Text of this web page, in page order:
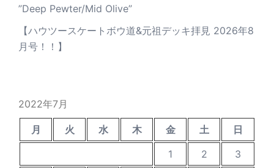
”Deep Pewter/Mid Olive”
【ハウツースケートボウ道&元祖デッキ拝見 2026年8
月号！！】
2022年7月
月 火 水 木 金 土
日
1
2
3